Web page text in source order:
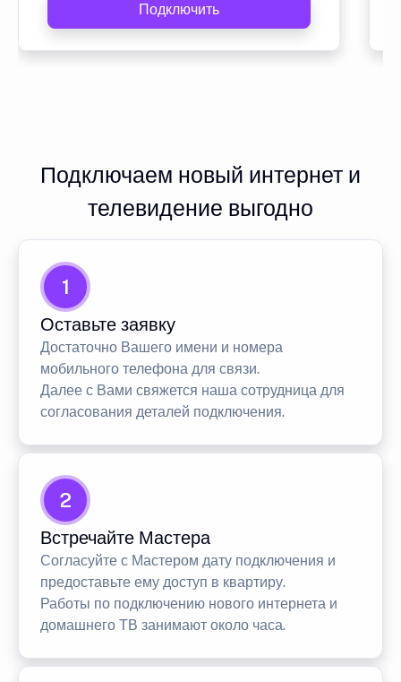
Подключить
Подключаем новый интернет и
телевидение выгодно
1
Оставьте заявку
Достаточно Вашего имени и номера
мобильного телефона для связи.
Далее с Вами свяжется наша сотрудница для
согласования деталей подключения.
2
Встречайте Мастера
Согласуйте с Мастером дату подключения и
предоставьте ему доступ в квартиру.
Работы по подключению нового интернета и
домашнего ТВ занимают около часа.